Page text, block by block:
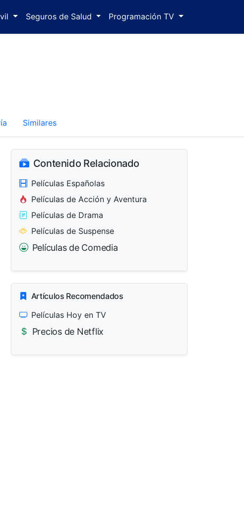
Seguros de Salud Programación TV
Similares
Contenido Relacionado
Películas Españolas
Películas de Acción y Aventura
Películas de Drama
Películas de Suspense
Películas de Comedia
Artículos Recomendados
Películas Hoy en TV
Precios de Netflix